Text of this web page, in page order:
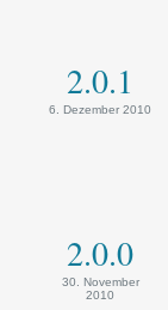
2.0.1
6. Dezember 2010
2.0.0
30. November
2010